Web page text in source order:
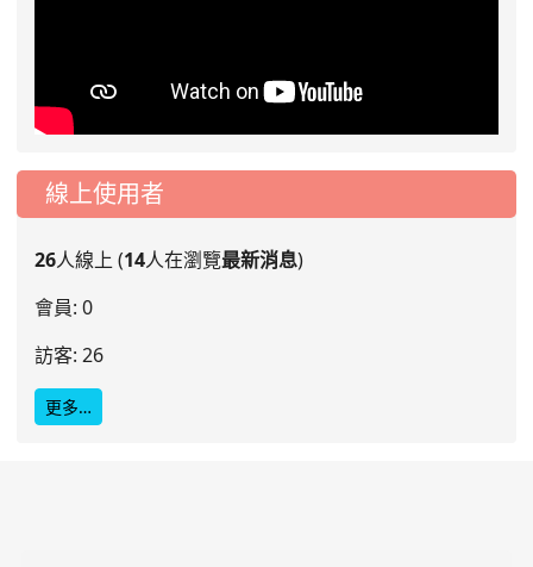
線上使用者
26人線上 (14人在瀏覽最新消息)
會員: 0
訪客: 26
更多…